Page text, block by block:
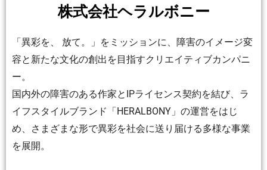
株式会社ヘラルボニー
「異彩を、 放て。」をミッションに、障害のイメージ変
容と新たな文化の創出を目指すクリエイティブカンパニ
ー。
国内外の障害のある作家とIPライセンス契約を結び、ラ
イフスタイルブランド「HERALBONY」の運営をはじ
め、さまざまな形で異彩を社会に送り届ける多様な事業
を展開。